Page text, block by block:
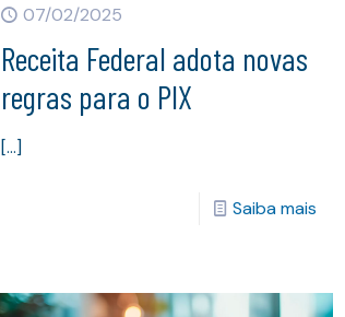
07/02/2025
Receita Federal adota novas
regras para o PIX
[…]
Saiba mais